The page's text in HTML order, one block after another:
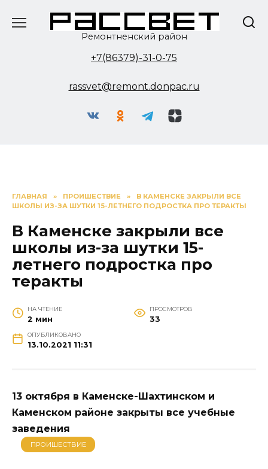
Ремонтненский район
+7(86379)-31-0-75
rassvet@remont.donpac.ru
ГЛАВНАЯ » ПРОИШЕСТВИЕ »
В КАМЕНСКЕ ЗАКРЫЛИ ВСЕ
ШКОЛЫ ИЗ-ЗА ШУТКИ 15-ЛЕТНЕГО ПОДРОСТКА ПРО ТЕРАКТЫ
В Каменске закрыли все
школы из-за шутки 15-
летнего подростка про
теракты
НА ЧТЕНИЕ
2 мин
ПРОСМОТРОВ
33
ОПУБЛИКОВАНО
13.10.2021 11:31
13 октября в Каменске-Шахтинском и
Каменском районе закрыты все учебные
заведения
ПРОИШЕСТВИЕ